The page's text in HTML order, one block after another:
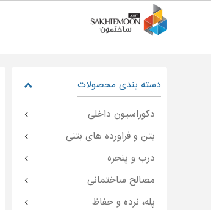
دسته بندی محصولات
دکوراسیون داخلی
بتن و فراورده های بتنی
درب و پنجره
مصالح ساختمانی
پله، نرده و حفاظ